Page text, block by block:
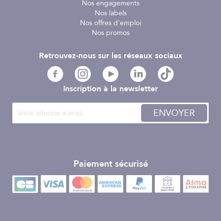
Nos engagements
Nos labels
Nos offres d'emploi
Nos promos
Inscription à la newsletter
ENVOYER
Paiement sécurisé
Retrouvez-nous sur les réseaux sociaux